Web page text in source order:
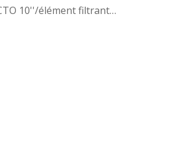
10''/élément filtrant